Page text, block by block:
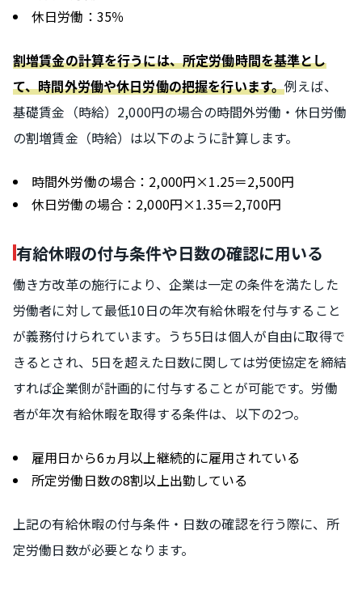
休日労働：35％
割増賃金の計算を行うには、所定労働時間を基準とし
て、時間外労働や休日労働の把握を行います。例えば、
基礎賃金（時給）2,000円の場合の時間外労働・休日労働
の割増賃金（時給）は以下のように計算します。
時間外労働の場合：2,000円×1.25＝2,500円
休日労働の場合：2,000円×1.35＝2,700円
有給休暇の付与条件や日数の確認に用いる
働き方改革の施行により、企業は一定の条件を満たした
労働者に対して最低10日の年次有給休暇を付与すること
が義務付けられています。うち5日は個人が自由に取得で
きるとされ、5日を超えた日数に関しては労使協定を締結
すれば企業側が計画的に付与することが可能です。労働
者が年次有給休暇を取得する条件は、以下の2つ。
雇用日から6ヵ月以上継続的に雇用されている
所定労働日数の8割以上出勤している
上記の有給休暇の付与条件・日数の確認を行う際に、所
定労働日数が必要となります。